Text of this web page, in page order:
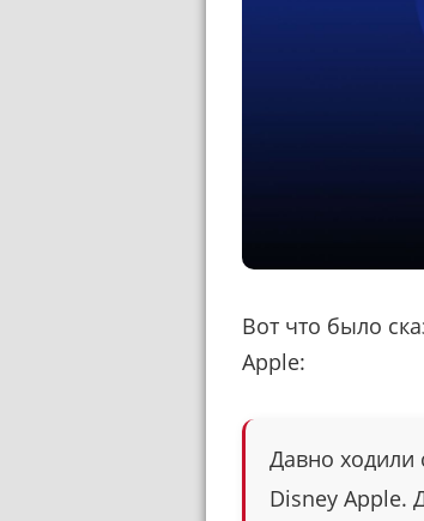
Вот что было
Apple:
Давно ходили
Disney Apple.